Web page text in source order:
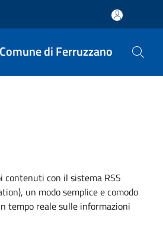
Comune di Ferruzzano
contenuti con il sistema RSS
un modo semplice e comodo
tempo reale sulle informazioni